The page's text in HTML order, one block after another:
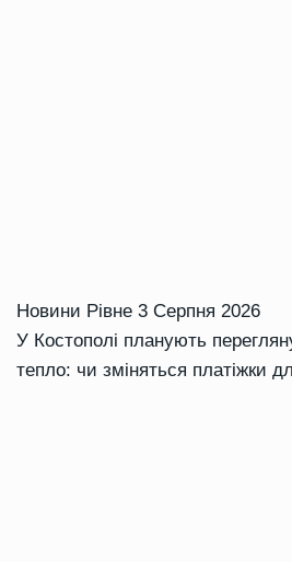
Новини Рівне 3 Серпня 2026
У Костополі планують
тепло: чи зміняться платіжки